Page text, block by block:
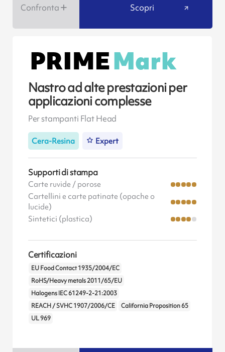
Confronta Scopri
Nastro ad alte prestazioni per
applicazioni complesse
Per stampanti Flat Head
Cera-Resina Expert
Supporti di stampa
Carte ruvide / porose
Cartellini e carte patinate (opache o
lucide)
Sintetici (plastica)
Certificazioni
EU Food Contact 1935/2004/EC
RoHS/Heavy metals 2011/65/EU
Halogens IEC 61249-2-21:2003
REACH / SVHC 1907/2006/CE
California Proposition 65
UL 969